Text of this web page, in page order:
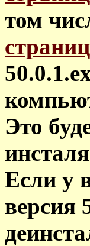
том
Это
Если у
версия